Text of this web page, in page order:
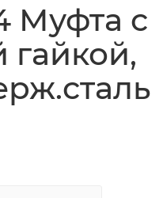
Муфта с